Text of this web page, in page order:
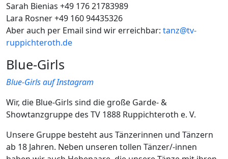
Sarah Bienias +49 176 21783989
Lara Rosner +49 160 94435326
Aber auch per Email sind wir erreichbar: tanz@tv-
ruppichteroth.de
Blue-Girls
Blue-Girls auf Instagram
Wir, die Blue-Girls sind die große Garde- &
Showtanzgruppe des TV 1888 Ruppichteroth e. V.
Unsere Gruppe besteht aus Tänzerinnen und Tänzern
ab 18 Jahren. Neben unseren tollen Tänzer/-innen